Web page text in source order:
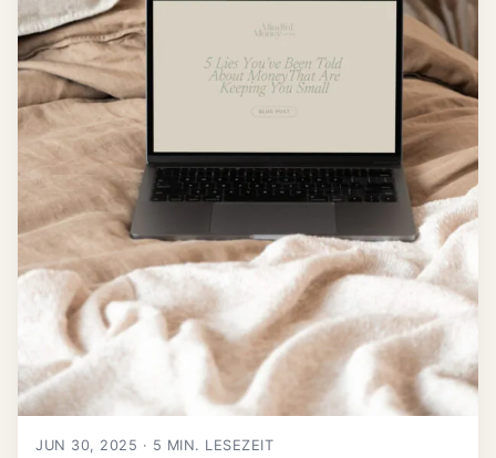
JUN 30, 2025 · 5 MIN. LESEZEIT